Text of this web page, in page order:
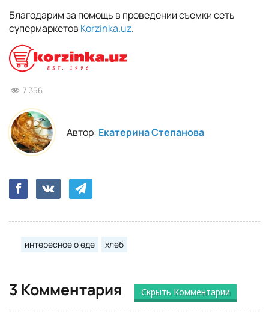
Благодарим за помощь в проведении съемки сеть
супермаркетов Korzinka.uz.
7 356
Автор: Екатерина Степанова
интересное о еде хлеб
3 Комментария Скрыть Комментарии